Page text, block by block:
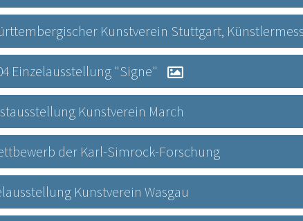
Kunstverein Stuttgart,
Einzelausstellung "Signe"
Kunstverein March
der Karl-Simrock-Forschung
Kunstverein Wasgau